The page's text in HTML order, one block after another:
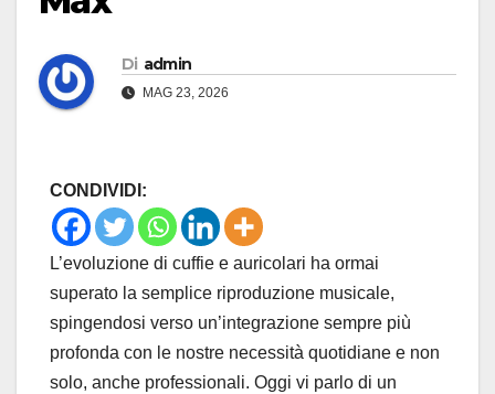
Di admin
MAG 23, 2026
CONDIVIDI:
L’evoluzione di cuffie e auricolari ha ormai
superato la semplice riproduzione musicale,
spingendosi verso un’integrazione sempre più
profonda con le nostre necessità quotidiane e non
solo, anche professionali. Oggi vi parlo di un